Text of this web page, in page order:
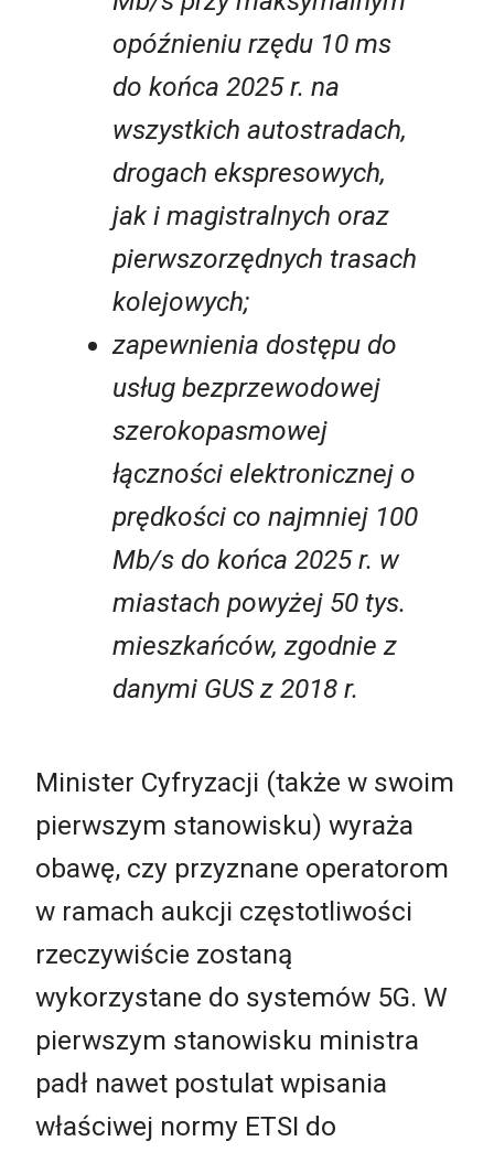
opóźnieniu rzędu 10 ms
do końca 2025 r. na
wszystkich autostradach,
drogach ekspresowych,
jak i magistralnych oraz
pierwszorzędnych trasach
kolejowych;
zapewnienia dostępu do
usług bezprzewodowej
szerokopasmowej
łączności elektronicznej o
prędkości co najmniej 100
Mb/s do końca 2025 r. w
miastach powyżej 50 tys.
mieszkańców, zgodnie z
danymi GUS z 2018 r.
Minister Cyfryzacji (także w swoim
pierwszym stanowisku) wyraża
obawę, czy przyznane operatorom
w ramach aukcji częstotliwości
rzeczywiście zostaną
wykorzystane do systemów 5G. W
pierwszym stanowisku ministra
padł nawet postulat wpisania
właściwej normy ETSI do